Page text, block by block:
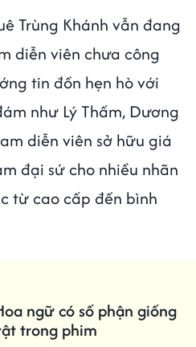
Trùng Khánh vẫn đang
diễn viên chưa công
tin đồn hẹn hò với
như Lý Thấm, Dương
diễn viên sở hữu giá
đại sứ cho nhiều nhãn
từ cao cấp đến bình
ngữ có số phận giống
trong phim